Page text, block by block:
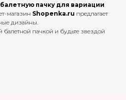
пачку для вариации
магазин Shopenka.ru предлагает
дизайны.
балетной пачкой и будьте звездой